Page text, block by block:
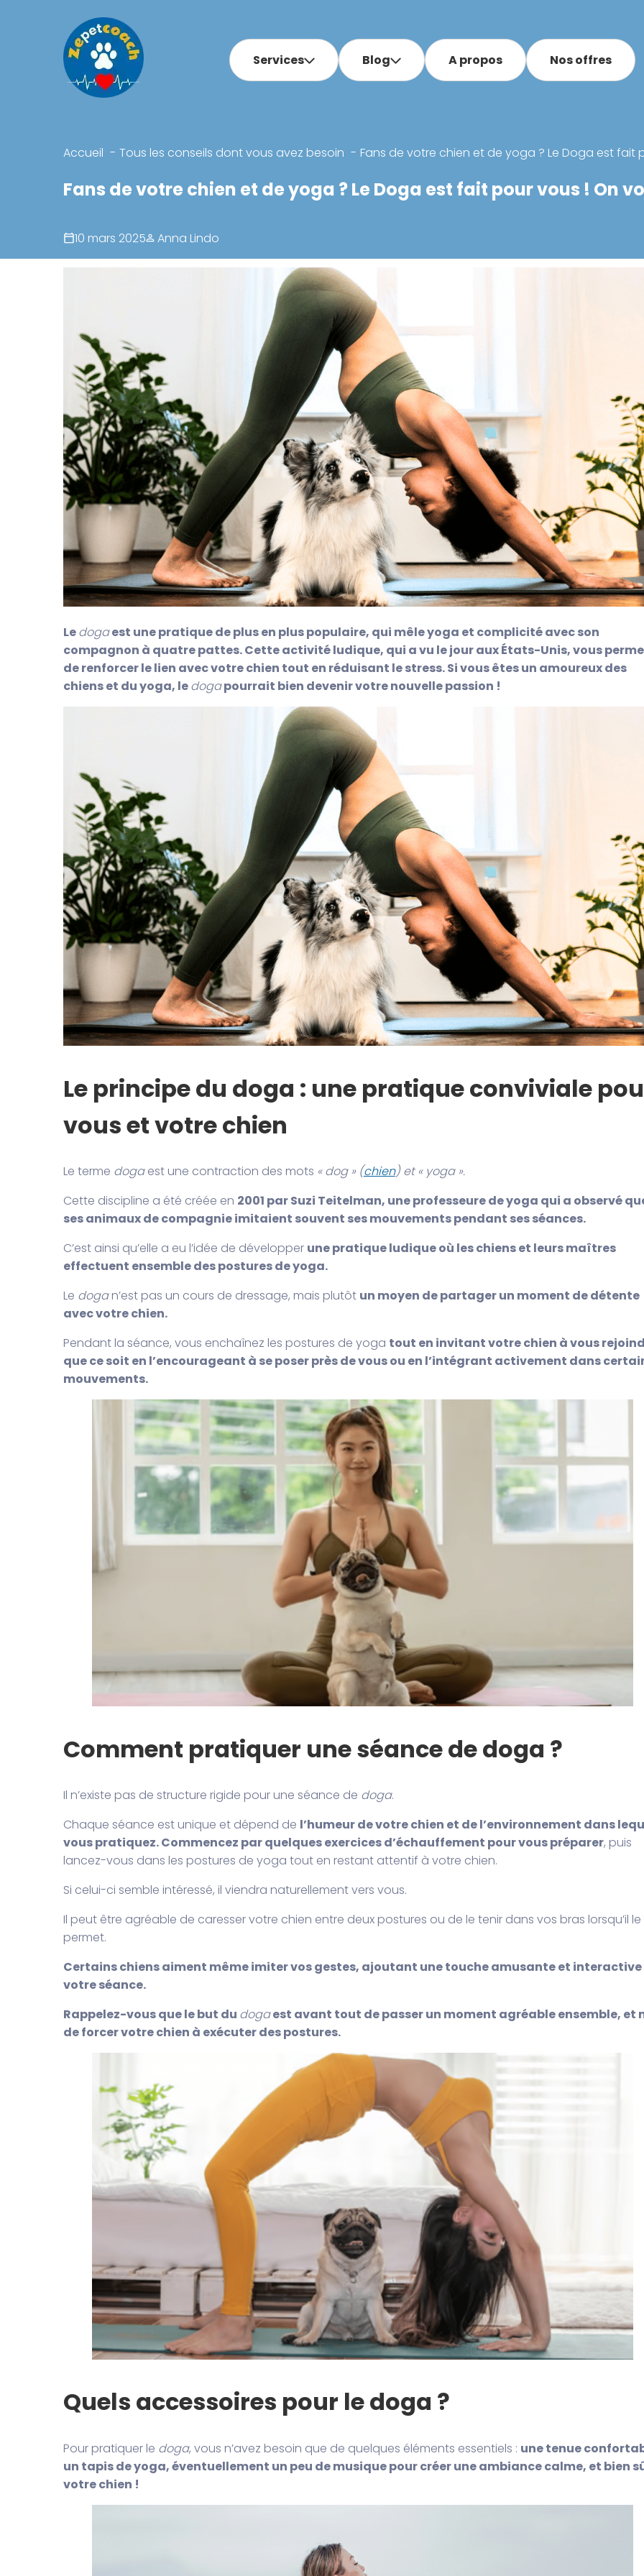
Services Blog A propos Nos offres
Accueil Tous les conseils dont vous avez besoin Fans de votre chien et de yoga ? Le Doga est fait
Fans de votre chien et de yoga ? Le Doga est fait pour vous ! On
10 mars 2025 Anna Lindo
Ledogaest une pratique de plus en plus populaire, qui mêle yoga et complicité avec son
compagnon à quatre pattes. Cette activité ludique, qui a vu le jour aux États-Unis, vous
de renforcer le lien avec votre chien tout en réduisant le stress. Si vous êtes un amoureux des
chiens et du yoga, ledogapourrait bien devenir votre nouvelle passion !
Le principe du doga : une pratique conviviale
vous et votre chien
Le terme dogaest une contraction des mots « dog » (chien) et « yoga ».
Cette discipline a été créée en 2001 par Suzi Teitelman, une professeure de yoga qui a observé
ses animaux de compagnie imitaient souvent ses mouvements pendant ses séances.
C’est ainsi qu’elle a eu l’idée de développer une pratique ludique où les chiens et leurs maîtres
effectuent ensemble des postures de yoga.
Le dogan’est pas un cours de dressage, mais plutôt un moyen de partager un moment de détente
avec votre chien.
Pendant la séance, vous enchaînez les postures de yoga tout en invitant votre chien à vous
que ce soit en l’encourageant à se poser près de vous ou en l’intégrant activement dans
mouvements.
Comment pratiquer une séance de doga ?
Il n’existe pas de structure rigide pour une séance de doga.
Chaque séance est unique et dépend de l’humeur de votre chien et de l’environnement dans
vous pratiquez. Commencez par quelques exercices d’échauffement pour vous préparer, puis
lancez-vous dans les postures de yoga tout en restant attentif à votre chien.
Si celui-ci semble intéressé, il viendra naturellement vers vous.
Il peut être agréable de caresser votre chien entre deux postures ou de le tenir dans vos bras lorsqu’il le
permet.
Certains chiens aiment même imiter vos gestes, ajoutant une touche amusante et interactive
votre séance.
Rappelez-vous que le but du dogaest avant tout de passer un moment agréable ensemble, et
de forcer votre chien à exécuter des postures.
Quels accessoires pour le doga ?
Pour pratiquer le doga, vous n’avez besoin que de quelques éléments essentiels : une tenue
un tapis de yoga, éventuellement un peu de musique pour créer une ambiance calme, et bien
votre chien !